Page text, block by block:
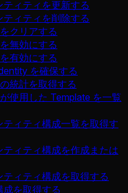
ティティを更新する
ティティを削除する
クリアする
無効にする
有効にする
を確保する
統計を取得する
使用した Template を一覧
ティティ構成一覧を取得す
ティティ構成を作成または
ティティ構成を取得する
成を取得する